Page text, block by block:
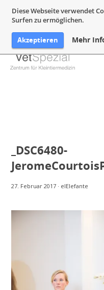
Diese Webseite verwendet
Surfen zu ermöglichen.
Akzeptieren Mehr
_DSC6480-
27. Februar 2017 · elElefante